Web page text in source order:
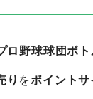
ロ野球球団ボ
り をポイント